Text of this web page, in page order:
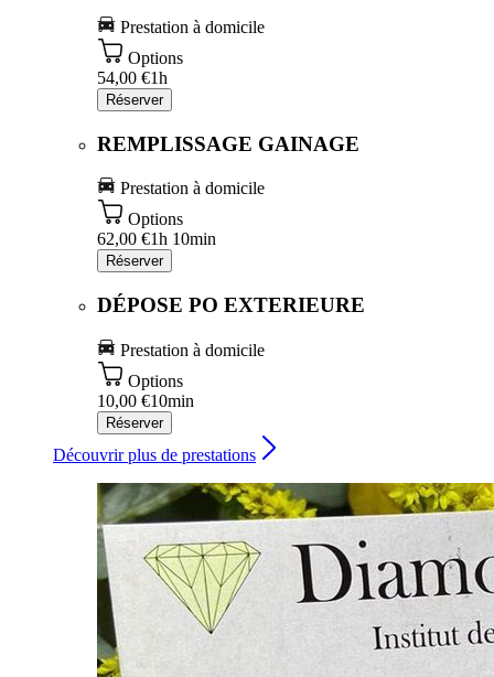
Prestation à domicile
Options
54,00 €1h
Réserver
REMPLISSAGE GAINAGE
Prestation à domicile
Options
62,00 €1h 10min
Réserver
DÉPOSE PO EXTERIEURE
Prestation à domicile
Options
10,00 €10min
Réserver
Découvrir plus de prestations